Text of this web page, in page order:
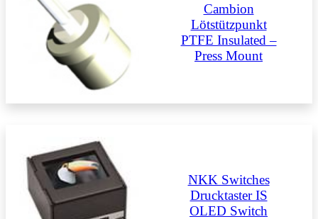
Cambion
Lötstützpunkt
PTFE Insulated –
Press Mount
NKK Switches
Drucktaster IS
OLED Switch